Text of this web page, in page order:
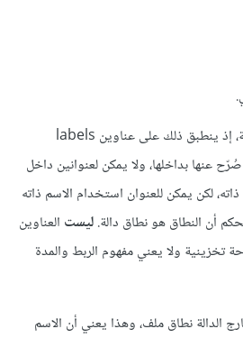
النطاق الأسهل هو نطاق الدالة، إذ ينطبق ذلك على عناوين labels
عنها بداخلها، ولا يمكن لعنوانين داخل
لكن يمكن للعنوان استخدام الاسم ذاته
أن النطاق هو نطاق دالة.ليست العناوين
تخزينية ولا يعني مفهوم الربط والمدة
الدالة نطاق ملف، وهذا يعني أن الاسم